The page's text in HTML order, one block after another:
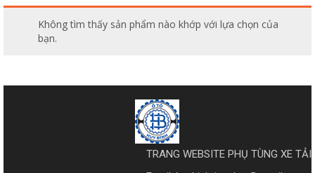
Không tìm thấy sản phẩm nào khớp với lựa chọn của
bạn.
TRANG WEBSITE PHỤ TÙNG XE TẢI